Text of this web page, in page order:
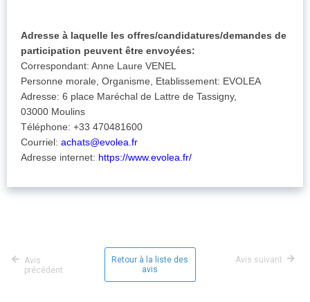
Adresse à laquelle les offres/candidatures/demandes de
participation peuvent être envoyées:
Correspondant: Anne Laure VENEL
Personne morale, Organisme, Etablissement: EVOLEA
Adresse: 6 place Maréchal de Lattre de Tassigny,
03000 Moulins
Téléphone: +33 470481600
Courriel: achats@evolea.fr
Adresse internet: https://www.evolea.fr/
Avis
précédent
Retour à la liste des
avis
Avis suivant